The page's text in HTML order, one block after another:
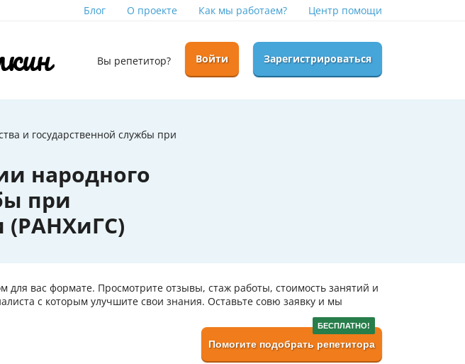
Блог О проекте Как мы работаем? Центр помощи
Вы репетитор? Войти Зарегистрироваться
и государственной службы при
народного
при
(РАНХиГС)
вас формате. Просмотрите отзывы, стаж работы, стоимость занятий и
с которым улучшите свои знания. Оставьте совю заявку и мы
БЕСПЛАТНО!
Помогите подобрать репетитора